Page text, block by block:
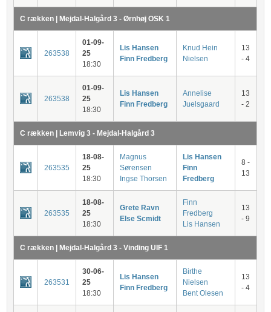
C rækken | Mejdal-Halgård 3 - Ørnhøj OSK 1
263538
01-09-
25
18:30
Lis Hansen
Finn Fredberg
Knud Hein
Nielsen
13
- 4
263538
01-09-
25
18:30
Lis Hansen
Finn Fredberg
Annelise
Juelsgaard
13
- 2
C rækken | Lemvig 3 - Mejdal-Halgård 3
263535
18-08-
25
18:30
Magnus
Sørensen
Ingse Thorsen
Lis Hansen
Finn
Fredberg
8 -
13
263535
18-08-
25
18:30
Grete Ravn
Else Scmidt
Finn
Fredberg
Lis Hansen
13
- 9
C rækken | Mejdal-Halgård 3 - Vinding UIF 1
263531
30-06-
25
18:30
Lis Hansen
Finn Fredberg
Birthe
Nielsen
Bent Olesen
13
- 4